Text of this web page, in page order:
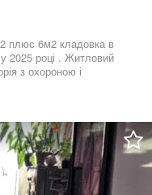
плюс 6м2 кладовка в
у 2025 році . Житловий
з охороною і
має великі видові
дизайнерський
: Індивідуальне
газовий котел ,
плита , двоспальне
в квартирі є кладова
жк . До м. Теремки 10